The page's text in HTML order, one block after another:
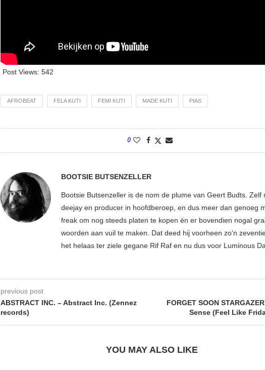
Post Views: 542
AFROBEAT FELA KUTI FEMI KUTI MADE KUTI PIAS
0
BOOTSIE BUTSENZELLER
Bootsie Butsenzeller is de nom de plume van Geert Budts. Zelf
deejay en producer in hoofdberoep, en dus meer dan genoeg
freak om nog steeds platen te kopen én er bovendien nogal
woorden aan vuil te maken. Dat deed hij voorheen zo'n
het helaas ter ziele gegane Rif Raf en nu dus voor Luminous
previous post
ABSTRACT INC. – Abstract Inc. (Zennez
records)
FORGET SOON
Sense (Feel Like
YOU MAY ALSO LIKE